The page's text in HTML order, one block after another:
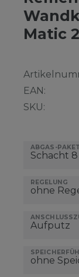
Matic
EAN:
SKU:
ABGAS-PAKET
REGELUNG